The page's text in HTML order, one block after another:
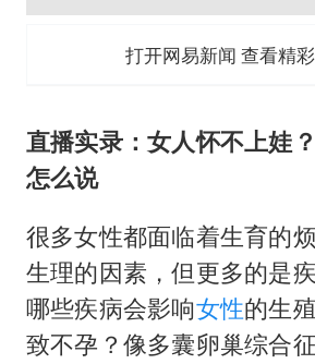
乐享全民健身
打开网易新闻 查看精
直播实录：女人怀不上娃
怎么说
很多女性都面临着生育的
生理的因素，但更多的是
哪些疾病会影响女性的生
致不孕？像多囊卵巢综合